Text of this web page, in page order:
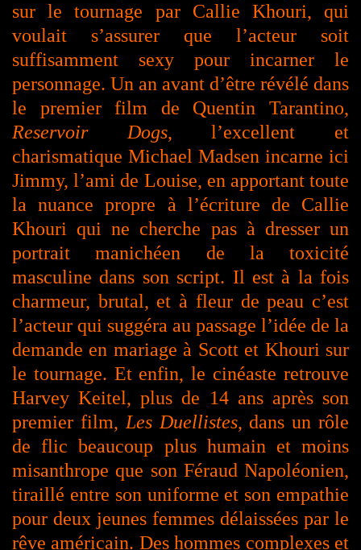
sur le tournage par Callie Khouri, qui
voulait s’assurer que l’acteur soit
suffisamment sexy pour incarner le
personnage. Un an avant d’être révélé dans
le premier film de Quentin Tarantino,
Reservoir Dogs, l’excellent et
charismatique Michael Madsen incarne ici
Jimmy, l’ami de Louise, en apportant toute
la nuance propre à l’écriture de Callie
Khouri qui ne cherche pas à dresser un
portrait manichéen de la toxicité
masculine dans son script. Il est à la fois
charmeur, brutal, et à fleur de peau c’est
l’acteur qui suggéra au passage l’idée de la
demande en mariage à Scott et Khouri sur
le tournage. Et enfin, le cinéaste retrouve
Harvey Keitel, plus de 14 ans après son
premier film,Les Duellistes, dans un rôle
de flic beaucoup plus humain et moins
misanthrope que son Féraud Napoléonien,
tiraillé entre son uniforme et son empathie
pour deux jeunes femmes délaissées par le
rêve américain. Des hommes complexes et